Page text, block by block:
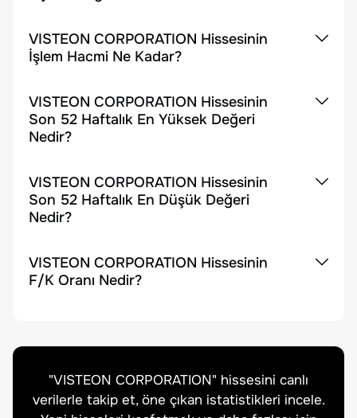
VISTEON CORPORATION Hissesinin
İşlem Hacmi Ne Kadar?
VISTEON CORPORATION Hissesinin
Son 52 Haftalık En Yüksek Değeri
Nedir?
VISTEON CORPORATION Hissesinin
Son 52 Haftalık En Düşük Değeri
Nedir?
VISTEON CORPORATION Hissesinin
F/K Oranı Nedir?
"VISTEON CORPORATION" hissesini canlı
verilerle takip et, öne çıkan istatistikleri incele.